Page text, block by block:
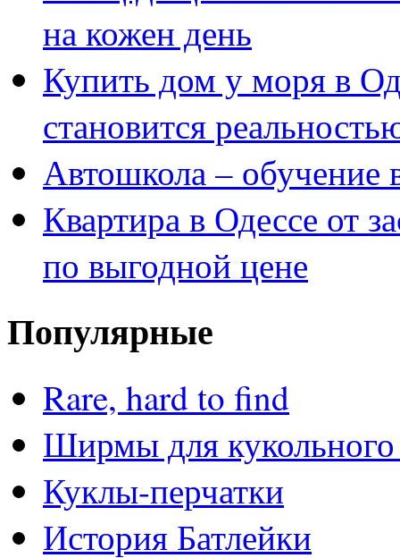
на кожен день
Купить дом у моря в
становится
Автошкола – обучение
Квартира в Одессе от
по выгодной цене
Популярные
Rare, hard to find
Ширмы для кукольного
Куклы-перчатки
История Батлейки